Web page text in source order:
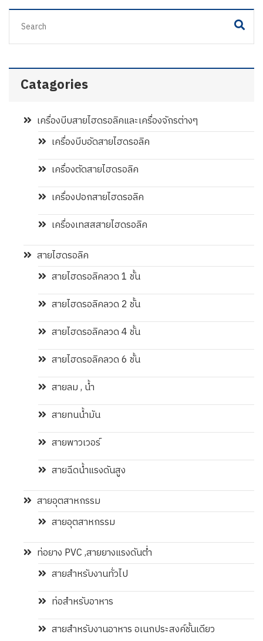
Catagories
เครื่องบีบสายไฮดรอลิคและเครื่องจักรต่างๆ
เครื่องบีบอัดสายไฮดรอลิค
เครื่องตัดสายไฮดรอลิค
เครื่องปอกสายไฮดรอลิค
เครื่องเทสสสายไฮดรอลิค
สายไฮดรอลิค
สายไฮดรอลิคลวด 1 ชั้น
สายไฮดรอลิคลวด 2 ชั้น
สายไฮดรอลิคลวด 4 ชั้น
สายไฮดรอลิคลวด 6 ชั้น
สายลม , น้ำ
สายทนน้ำมัน
สายพาวเวอร์
สายฉีดน้ำแรงดันสูง
สายอุตสาหกรรม
สายอุตสาหกรรม
ท่อยาง PVC ,สายยางแรงดันต่ำ
สายสำหรับงานทั่วไป
ท่อสำหรับอาหาร
สายสำหรับงานอาหาร อเนกประสงค์ชั้นเดียว